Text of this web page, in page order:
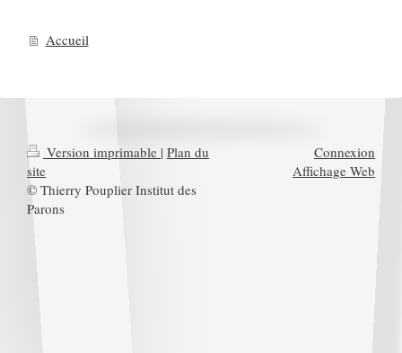
Accueil
Version imprimable | Plan du
site
© Thierry Pouplier Institut des
Parons
Connexion
Affichage Web